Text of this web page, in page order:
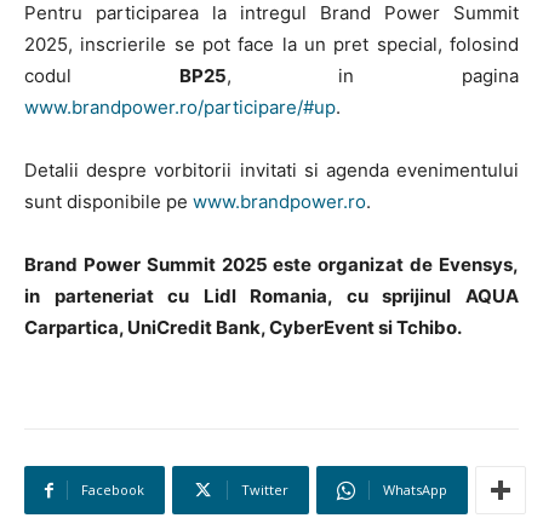
Pentru participarea la intregul Brand Power Summit
2025, inscrierile se pot face la un pret special, folosind
codul BP25, in pagina
www.brandpower.ro/participare/#up.
Detalii despre vorbitorii invitati si agenda evenimentului
sunt disponibile pe www.brandpower.ro.
Brand Power Summit 2025 este organizat de Evensys,
in parteneriat cu Lidl Romania, cu sprijinul AQUA
Carpartica, UniCredit Bank, CyberEvent si Tchibo.
Facebook Twitter WhatsApp